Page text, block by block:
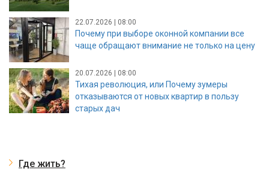
22.07.2026 | 08:00
Почему при выборе оконной компании все
чаще обращают внимание не только на цену
20.07.2026 | 08:00
Тихая революция, или Почему зумеры
отказываются от новых квартир в пользу
старых дач
Где жить?